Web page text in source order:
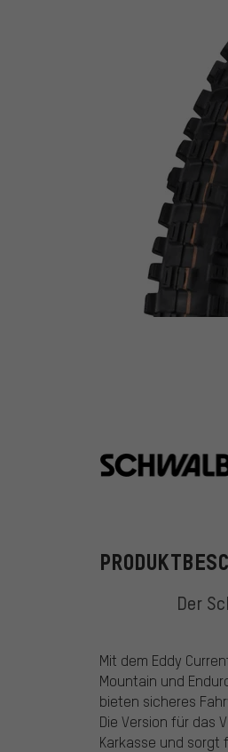
Der
Mit dem Eddy
Mountain und
bieten sicheres
Die Version für das
Karkasse und sorgt